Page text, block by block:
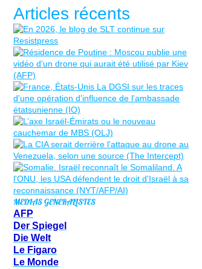
Articles récents
MEDIAS GENERALISTES
AFP
Der Spiegel
Die Welt
Le Figaro
Le Monde